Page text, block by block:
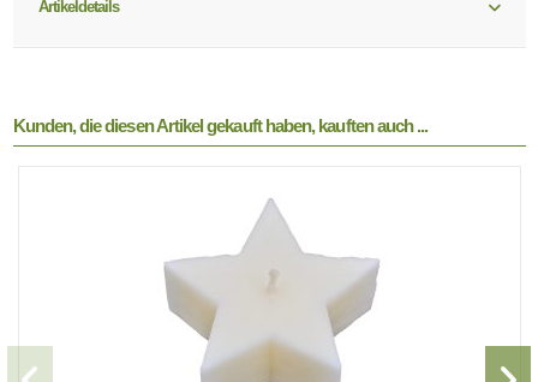
Artikeldetails
Kunden, die diesen Artikel gekauft haben, kauften auch ...